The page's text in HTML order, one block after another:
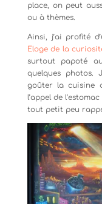
place, on peut
ou à thèmes.
Ainsi, j’ai profité
Eloge de la
surtout papoté
quelques photos.
goûter la cuisine
l’appel de
tout petit peu